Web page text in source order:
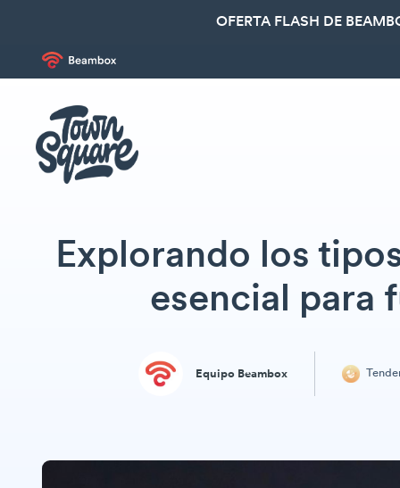
OFERTA FLASH DE
Explorando los
esencial para
Equipo Beambox